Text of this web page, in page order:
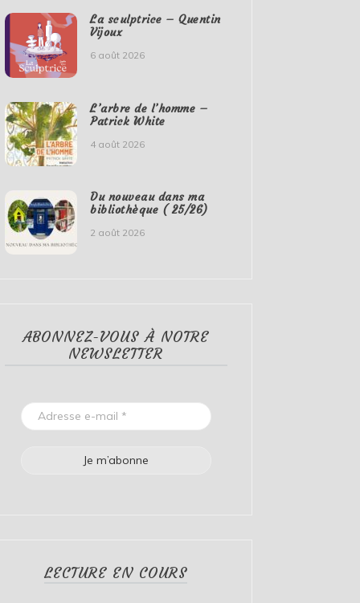
La sculptrice – Quentin
Vijoux
6 août 2026
L’arbre de l’homme –
Patrick White
4 août 2026
Du nouveau dans ma
bibliothèque ( 25/26)
2 août 2026
ABONNEZ-VOUS À NOTRE
NEWSLETTER
LECTURE EN COURS